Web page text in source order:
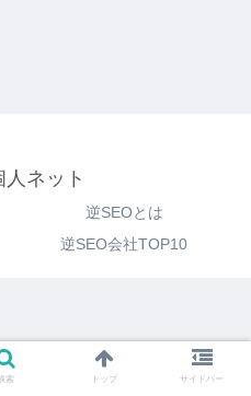
ネット
逆SEOとは
逆SEO会社TOP10
索 トップ サイドバー